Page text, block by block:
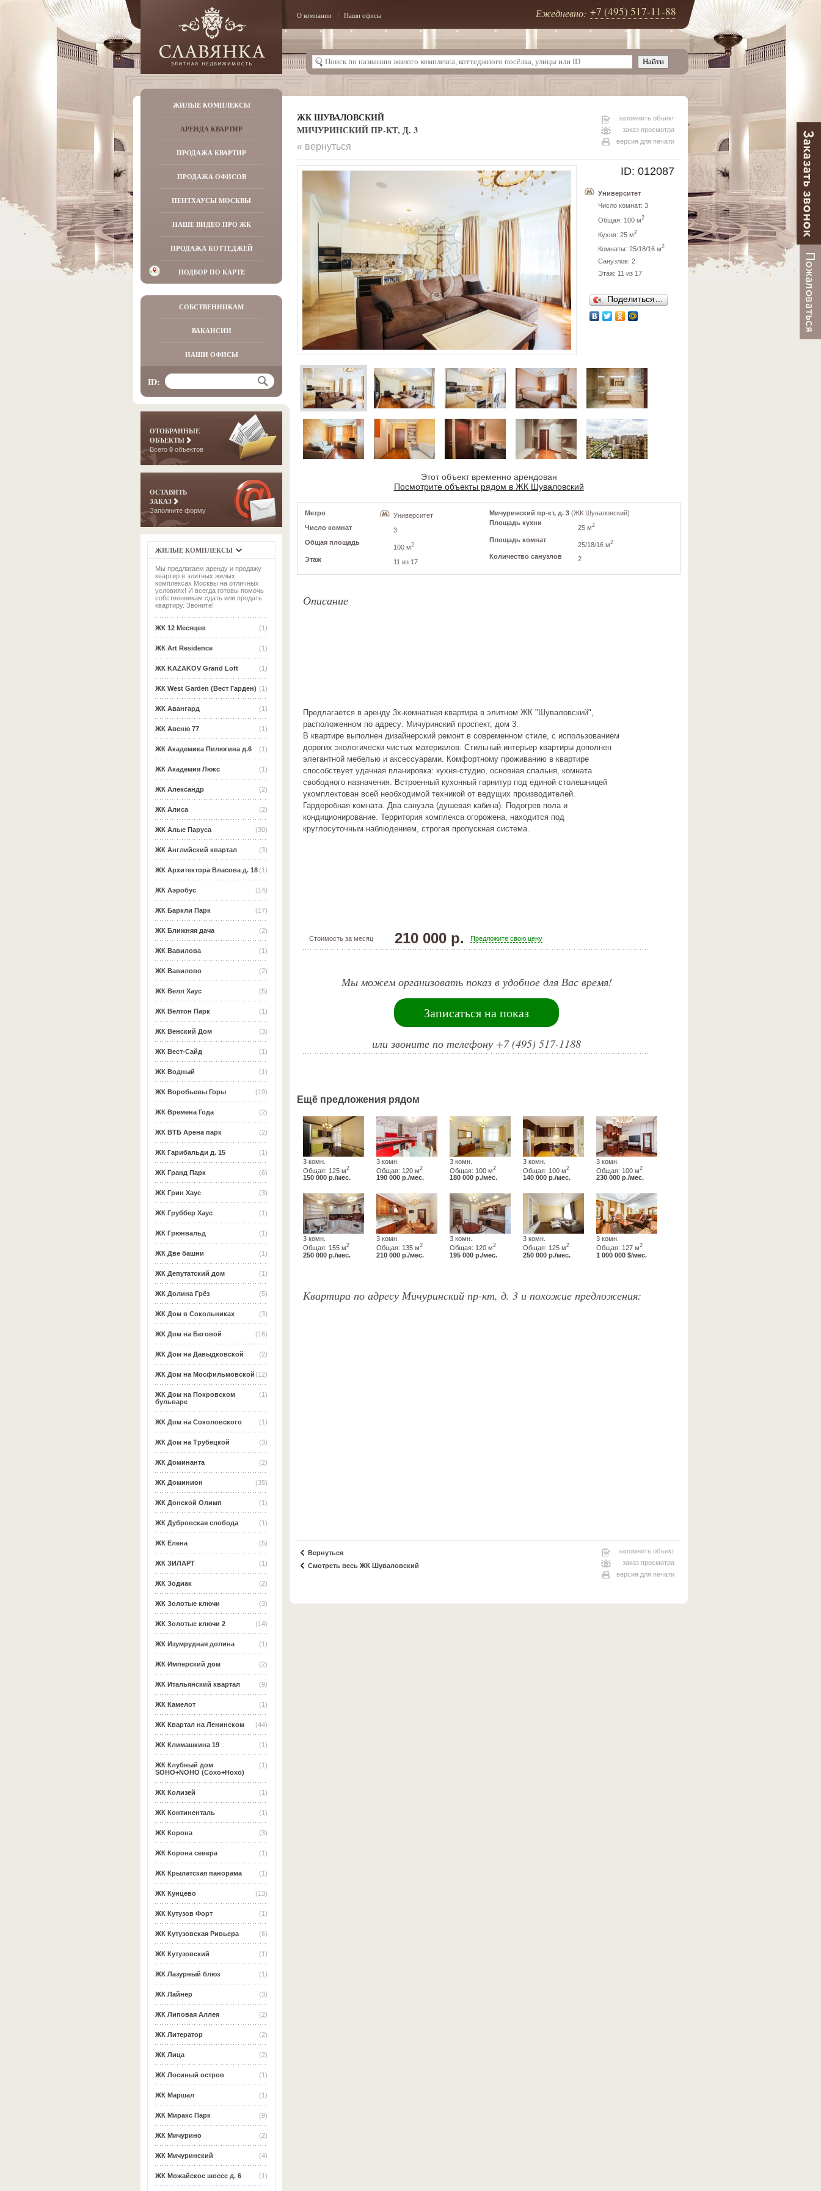
О компании Наши офисы Ежедневно: +7 (495) 517-11-88
ЖИЛЫЕ КОМПЛЕКСЫ
АРЕНДА КВАРТИР
ПРОДАЖА КВАРТИР
ПРОДАЖА ОФИСОВ
ПЕНТХАУСЫ МОСКВЫ
НАШЕ ВИДЕО ПРО ЖК
ПРОДАЖА КОТТЕДЖЕЙ
ПОДБОР ПО КАРТЕ
СОБСТВЕННИКАМ
ВАКАНСИИ
НАШИ ОФИСЫ
ID:
ОТОБРАННЫЕ
ОБЪЕКТЫ
Всего 0 объектов
ОСТАВИТЬ
ЗАКАЗ
Заполните форму
ЖИЛЫЕ КОМПЛЕКСЫ
Мы предлагаем аренду и продажу
квартир в элитных жилых
комплексах Москвы на отличных
условиях! И всегда готовы помочь
собственникам сдать или продать
квартиру. Звоните!
(1)
ЖК 12 Месяцев
(1)
ЖК Art Residence
(1)
ЖК KAZAKOV Grand Loft
(1)
ЖК West Garden (Вест Гарден)
(1)
ЖК Авангард
(1)
ЖК Авеню 77
(1)
ЖК Академика Пилюгина д.6
(1)
ЖК Академия Люкс
(2)
ЖК Александр
(2)
ЖК Алиса
(30)
ЖК Алые Паруса
(3)
ЖК Английский квартал
(1)
ЖК Архитектора Власова д. 18
(14)
ЖК Аэробус
(17)
ЖК Баркли Парк
(2)
ЖК Ближняя дача
(1)
ЖК Вавилова
(2)
ЖК Вавилово
(5)
ЖК Велл Хаус
(1)
ЖК Велтон Парк
(3)
ЖК Венский Дом
(1)
ЖК Вест-Сайд
(1)
ЖК Водный
(19)
ЖК Воробьевы Горы
(2)
ЖК Времена Года
(2)
ЖК ВТБ Арена парк
(1)
ЖК Гарибальди д. 15
(6)
ЖК Гранд Парк
(3)
ЖК Грин Хаус
(1)
ЖК Груббер Хаус
(1)
ЖК Грюнвальд
(1)
ЖК Две башни
(1)
ЖК Депутатский дом
(5)
ЖК Долина Грёз
(3)
ЖК Дом в Сокольниках
(16)
ЖК Дом на Беговой
(2)
ЖК Дом на Давыдковской
(12)
ЖК Дом на Мосфильмовской
(1)
ЖК Дом на Покровском
бульваре
(1)
ЖК Дом на Соколовского
(3)
ЖК Дом на Трубецкой
(2)
ЖК Доминанта
(35)
ЖК Доминион
(1)
ЖК Донской Олимп
(1)
ЖК Дубровская слобода
(5)
ЖК Елена
(1)
ЖК ЗИЛАРТ
(2)
ЖК Зодиак
(3)
ЖК Золотые ключи
(14)
ЖК Золотые ключи 2
(1)
ЖК Изумрудная долина
(2)
ЖК Имперский дом
(9)
ЖК Итальянский квартал
(1)
ЖК Камелот
(44)
ЖК Квартал на Ленинском
(1)
ЖК Климашкина 19
(1)
ЖК Клубный дом
SOHO+NOHO (Сохо+Нохо)
(1)
ЖК Колизей
(1)
ЖК Континенталь
(3)
ЖК Корона
(1)
ЖК Корона севера
(1)
ЖК Крылатская панорама
(13)
ЖК Кунцево
(1)
ЖК Кутузов Форт
(6)
ЖК Кутузовская Ривьера
(1)
ЖК Кутузовский
(1)
ЖК Лазурный блюз
(3)
ЖК Лайнер
(2)
ЖК Липовая Аллея
(2)
ЖК Литератор
(2)
ЖК Лица
(1)
ЖК Лосиный остров
(1)
ЖК Маршал
(9)
ЖК Миракс Парк
(2)
ЖК Мичурино
(4)
ЖК Мичуринский
(1)
ЖК Можайское шоссе д. 6
ЖК ШУВАЛОВСКИЙ
МИЧУРИНСКИЙ ПР-КТ, Д. 3
запомнить объект
заказ просмотра
версия для печати
« вернуться
ID: 012087
Университет
Число комнат: 3
Общая: 100 м2
Кухня: 25 м2
Комнаты: 25/18/16 м2
Санузлов: 2
Этаж: 11 из 17
Поделиться…
Этот объект временно арендован
Посмотрите объекты рядом в ЖК Шуваловский
Метро
Университет
Число комнат
3
Общая площадь
100 м2
Этаж 11 из 17
Мичуринский пр-кт, д. 3 (ЖК Шуваловский)
Площадь кухни
25 м2
Площадь комнат
25/18/16 м2
Количество санузлов 2
Описание
Предлагается в аренду 3х-комнатная квартира в элитном ЖК "Шуваловский",
расположенном по адресу: Мичуринский проспект, дом 3.
В квартире выполнен дизайнерский ремонт в современном стиле, с использованием
дорогих экологически чистых материалов. Стильный интерьер квартиры дополнен
элегантной мебелью и аксессуарами. Комфортному проживанию в квартире
способствует удачная планировка: кухня-студио, основная спальня, комната
свободного назначения. Встроенный кухонный гарнитур под единой столешницей
укомплектован всей необходимой техникой от ведущих производителей.
Гардеробная комната. Два санузла (душевая кабина). Подогрев пола и
кондиционирование. Территория комплекса огорожена, находится под
круглосуточным наблюдением, строгая пропускная система.
Стоимость за месяц 210 000 р. Предложите свою цену
Мы можем организовать показ в удобное для Вас время!
Записаться на показ
или звоните по телефону +7 (495) 517-1188
Ещё предложения рядом
3 комн.
Общая: 125 м2
150 000 р./мес.
3 комн.
Общая: 120 м2
190 000 р./мес.
3 комн.
Общая: 100 м2
180 000 р./мес.
3 комн.
Общая: 100 м2
140 000 р./мес.
3 комн.
Общая: 100 м2
230 000 р./мес.
3 комн.
Общая: 155 м2
250 000 р./мес.
3 комн.
Общая: 135 м2
210 000 р./мес.
3 комн.
Общая: 120 м2
195 000 р./мес.
3 комн.
Общая: 125 м2
250 000 р./мес.
3 комн.
Общая: 127 м2
1 000 000 $/мес.
Квартира по адресу Мичуринский пр-кт, д. 3 и похожие предложения:
Вернуться
Смотреть весь ЖК Шуваловский
запомнить объект
заказ просмотра
версия для печати